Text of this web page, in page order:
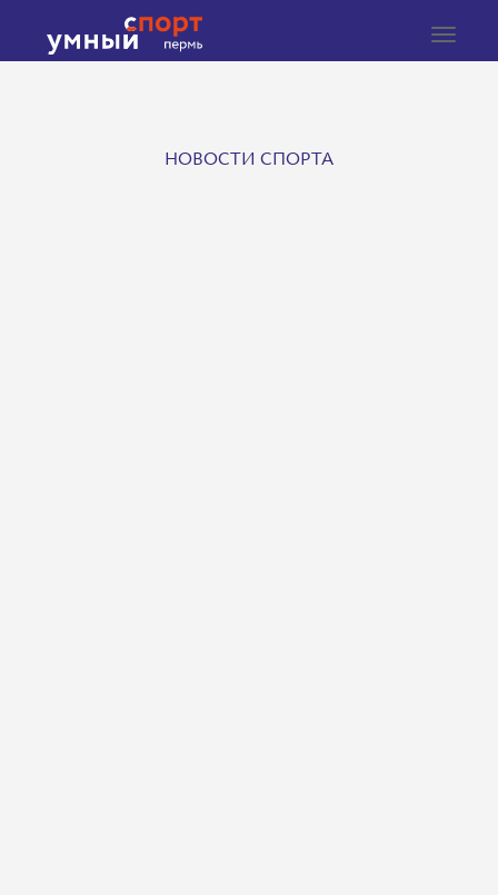
Toggle
НОВОСТИ СПОРТА